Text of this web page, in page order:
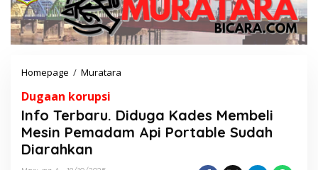
Homepage / Muratara
o
T
e
Dugaan korupsi
Info Terbaru. Diduga Kades Membeli
Mesin Pemadam Api Portable Sudah
Diarahkan